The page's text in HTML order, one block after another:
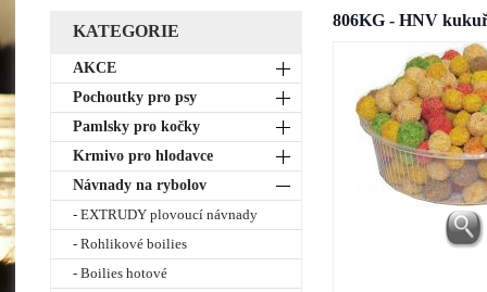
KATEGORIE
AKCE
Pochoutky pro psy
Pamlsky pro kočky
Krmivo pro hlodavce
Návnady na rybolov
- EXTRUDY plovoucí návnady
- Rohlikové boilies
- Boilies hotové
806KG - HNV